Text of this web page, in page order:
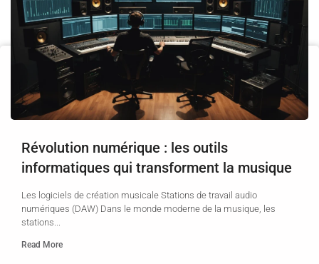
Révolution numérique : les outils
informatiques qui transforment la musique
Les logiciels de création musicale Stations de travail audio
numériques (DAW) Dans le monde moderne de la musique, les
stations...
Read More